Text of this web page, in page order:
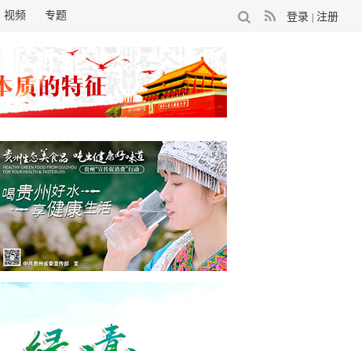
登录 注册
视频 专题